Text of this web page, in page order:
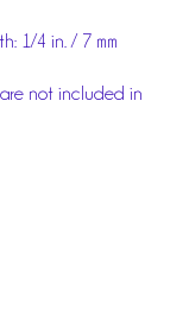
1/4 in. / 7 mm
not included in